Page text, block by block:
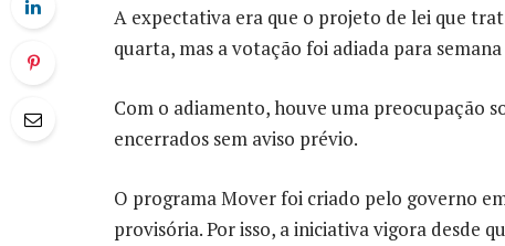
A expectativa era que o projeto de lei que
quarta, mas a votação foi adiada para
Com o adiamento, houve uma preocupação
encerrados sem aviso prévio.
O programa Mover foi criado pelo governo
provisória. Por isso, a iniciativa vigora desde